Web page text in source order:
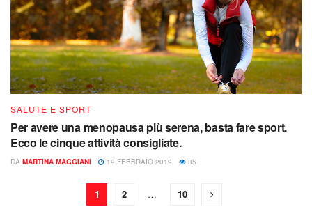
SALUTE E SPORT
Per avere una menopausa più serena, basta fare sport.
Ecco le cinque attività consigliate.
DA MARTINA MAGGIANI 19 FEBBRAIO 2019 35
1 2 … 10